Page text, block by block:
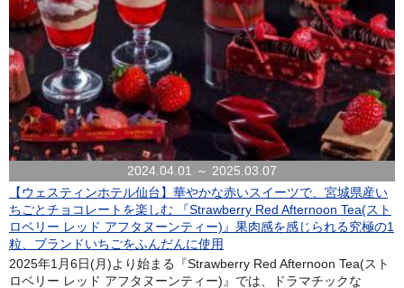
2024.04.01 ～ 2025.03.07
【ウェスティンホテル仙台】華やかな赤いスイーツで、宮城県産い
ちごとチョコレートを楽しむ 『Strawberry Red Afternoon Tea(スト
ロベリー レッド アフタヌーンティー)』果肉感を感じられる究極の1
粒、ブランドいちごをふんだんに使用
2025年1月6日(月)より始まる『Strawberry Red Afternoon Tea(スト
ロベリー レッド アフタヌーンティー)』では、ドラマチックな